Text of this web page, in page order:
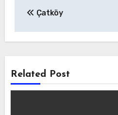
gezinmesi
Çatköy
Related Post